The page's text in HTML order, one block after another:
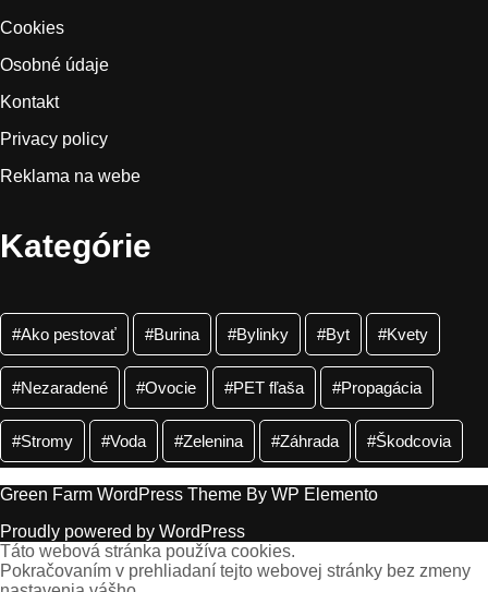
Cookies
Osobné údaje
Kontakt
Privacy policy
Reklama na webe
Kategórie
Ako pestovať Burina Bylinky Byt Kvety
Nezaradené Ovocie PET fľaša Propagácia
Stromy Voda Zelenina Záhrada Škodcovia
Green Farm WordPress Theme By WP Elemento
Proudly powered by WordPress
Táto webová stránka používa cookies.
Pokračovaním v prehliadaní tejto webovej stránky bez zmeny